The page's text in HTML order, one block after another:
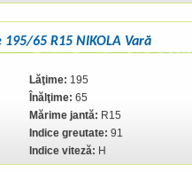
65 R15 NIKOLA Vară
Lăţime: 195
Înălţime: 65
Mărime jantă: R15
Indice greutate: 91
Indice viteză: H